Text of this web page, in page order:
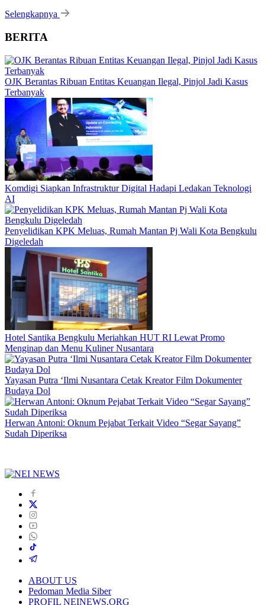
Selengkapnya
BERITA
OJK Berantas Ribuan Entitas Keuangan Ilegal, Pinjol Jadi Kasus
Terbanyak
Komdigi Siapkan Infrastruktur Digital Hadapi Ledakan Teknologi
AI
Penyelidikan KPK Meluas, Rumah Mantan Pj Wali Kota Bengkulu
Digeledah
Hotel Santika Bengkulu Meriahkan HUT RI Lewat Promo
Menginap dan Menu Kuliner Nusantara
Yayasan Putra ‘Ilmi Nusantara Cetak Kreator Film Dokumenter
Budaya Dol
Herwan Antoni: Oknum Pejabat Terkait Video “Segar Sayang”
Sudah Diperiksa
ABOUT US
Pedoman Media Siber
PROFIL NEINEWS.ORG